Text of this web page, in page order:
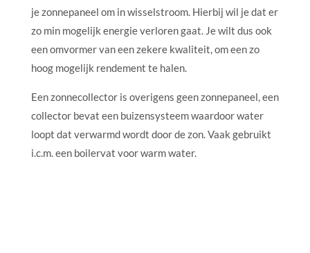
je zonnepaneel om in wisselstroom. Hierbij wil je dat er
zo min mogelijk energie verloren gaat. Je wilt dus ook
een omvormer van een zekere kwaliteit, om een zo
hoog mogelijk rendement te halen.
Een zonnecollector is overigens geen zonnepaneel, een
collector bevat een buizensysteem waardoor water
loopt dat verwarmd wordt door de zon. Vaak gebruikt
i.c.m. een boilervat voor warm water.